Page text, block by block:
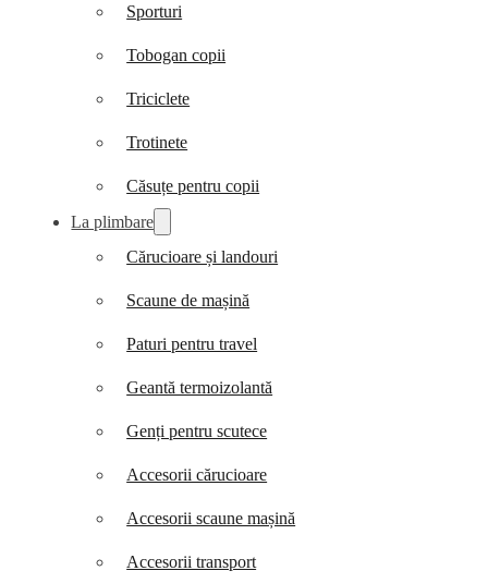
Sporturi
Tobogan copii
Triciclete
Trotinete
Căsuțe pentru copii
La plimbare
Cărucioare și landouri
Scaune de mașină
Paturi pentru travel
Geantă termoizolantă
Genți pentru scutece
Accesorii cărucioare
Accesorii scaune mașină
Accesorii transport